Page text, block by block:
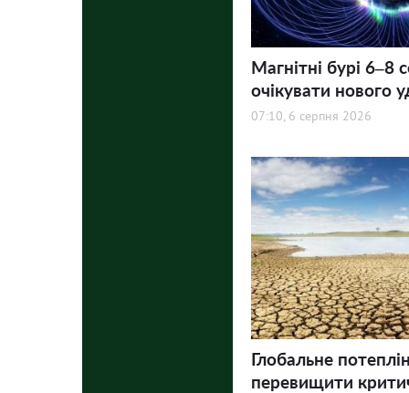
Магнітні бурі 6–8
очікувати нового
07:10, 6 серпня 2026
Глобальне
перевищити